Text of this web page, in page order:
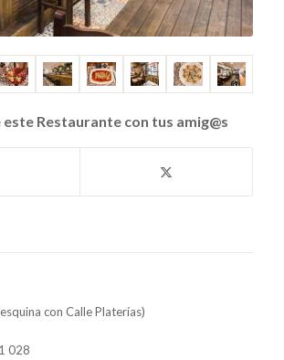
Restaurante con tus amig@s
con Calle Platerías)
028